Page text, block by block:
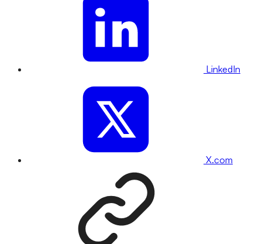
LinkedIn
X.com